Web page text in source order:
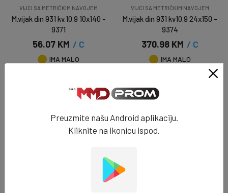
VIJCI SA METRIČKIM NAVOJEM
M.vijak din 931 kv.10.9 10x140 -
9371
56.07 KM / C
IMA MALO
VIJCI SA METRIČKIM NAVOJEM
M.vijak din 931 kv10.9 24x150 -
9374
370.98 KM / C
IMA MALO
Preuzmite našu Android aplikaciju.
Kliknite na ikonicu ispod.